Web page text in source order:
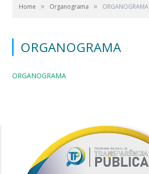
Home » Organograma » ORGANOGRAMA
ORGANOGRAMA
ORGANOGRAMA